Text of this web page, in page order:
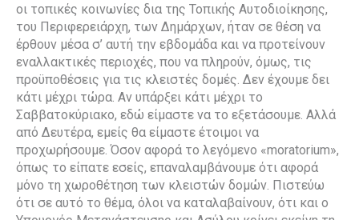
οι τοπικές κοινωνίες δια της Τοπικής Αυτοδιοίκησης,
του Περιφερειάρχη, των Δημάρχων, ήταν σε θέση να
έρθουν μέσα σ’ αυτή την εβδομάδα και να προτείνουν
εναλλακτικές περιοχές, που να πληρούν, όμως, τις
προϋποθέσεις για τις κλειστές δομές. Δεν έχουμε δει
κάτι μέχρι τώρα. Αν υπάρξει κάτι μέχρι το
Σαββατοκύριακο, εδώ είμαστε να το εξετάσουμε. Αλλά
από Δευτέρα, εμείς θα είμαστε έτοιμοι να
προχωρήσουμε. Όσον αφορά το λεγόμενο «moratorium»,
όπως το είπατε εσείς, επαναλαμβάνουμε ότι αφορά
μόνο τη χωροθέτηση των κλειστών δομών. Πιστεύω
ότι σε αυτό το θέμα, όλοι να καταλαβαίνουν, ότι και ο